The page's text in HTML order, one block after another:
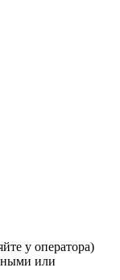
у оператора)
или